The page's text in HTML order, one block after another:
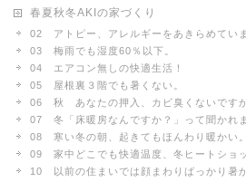
春夏秋冬AKIの家づくり
02 アトピー、アレルギーをあきらめてい
03 梅雨でも湿度60％以下。
04 エアコン無しの快適生活！
05 屋根裏３階でも暑くない。
06 秋 あなたの押入、カビ臭くないです
07 冬「床暖房なんですか？」って聞かれ
08 寒い冬の朝、起きてもほんわり暖かい。
09 家中どこでも快適温度、冬ヒートショ
10 以前の住まいでは顔まわりばっかり暑